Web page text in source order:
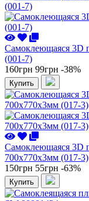
Самоклеющаяся 3D
(001-7)
160грн 99грн -38%
Купить
Самоклеющаяся 3D
700x770x3мм (017-3)
150грн 55грн -63%
Купить